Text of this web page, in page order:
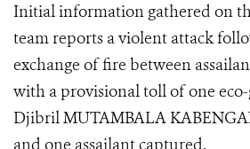
Initial information gathered on
team reports a violent attack
exchange of fire between
with a provisional toll of one
Djibril MUTAMBALA